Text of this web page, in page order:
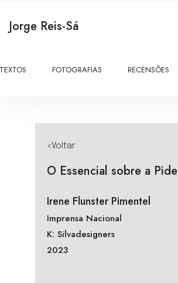
Jorge Reis-Sá
TEXTOS FOTOGRAFIAS RECENSÕES
<Voltar
O Essencial sobre a Pide
Irene Flunster Pimentel
Imprensa Nacional
K: Silvadesigners
2023